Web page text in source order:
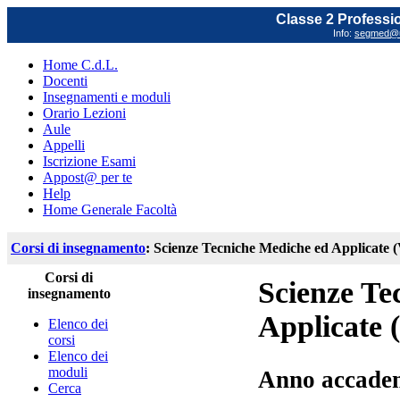
Classe 2
Info:
Home C.d.L.
Docenti
Insegnamenti e moduli
Orario Lezioni
Aule
Appelli
Iscrizione Esami
Appost@ per te
Help
Home Generale Facoltà
Corsi di insegnamento: Scienze Tecniche Mediche ed Applicate
Corsi di
insegnamento
Elenco dei
corsi
Elenco dei
moduli
Cerca
Scienze
Applicate
Anno